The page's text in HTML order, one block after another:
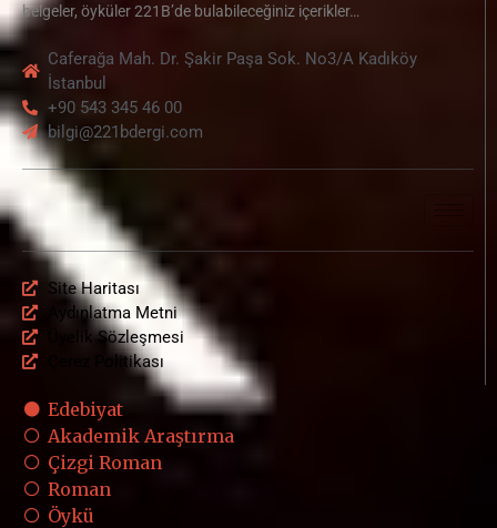
belgeler, öyküler 221B’de bulabileceğiniz içerikler…
Caferağa Mah. Dr. Şakir Paşa Sok. No3/A Kadıköy
İstanbul
+90 543 345 46 00
bilgi@221bdergi.com
Site Haritası
Aydınlatma Metni
Üyelik Sözleşmesi
Çerez Politikası
Edebiyat
Akademik Araştırma
Çizgi Roman
Roman
Öykü